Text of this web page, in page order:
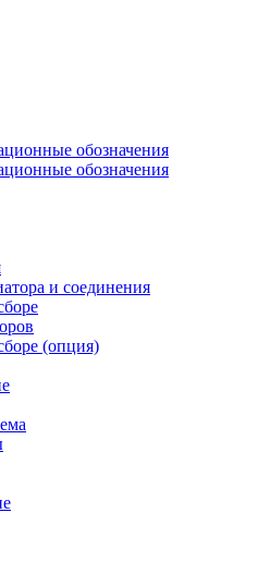
обозначения
обозначения
и соединения
(опция)